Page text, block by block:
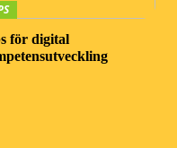
för digital